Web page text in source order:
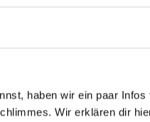
haben wir ein paar
Wir erklären dir